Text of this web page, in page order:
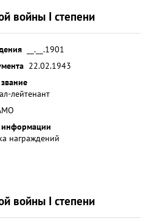
войны I степени
__.__.1901
22.02.1943
лейтенант
информации
награждений
войны I степени